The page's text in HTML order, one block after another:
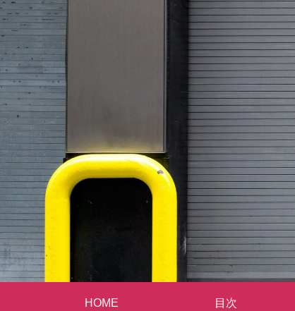
HOME 目次